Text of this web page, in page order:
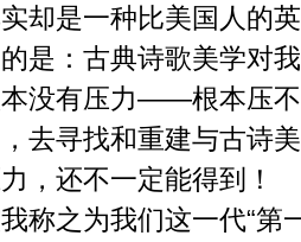
却是一种比美国人的
是：古典诗歌美学对
没有压力——根本压
去寻找和重建与古诗
，还不一定能得到！
之为我们这一代“第